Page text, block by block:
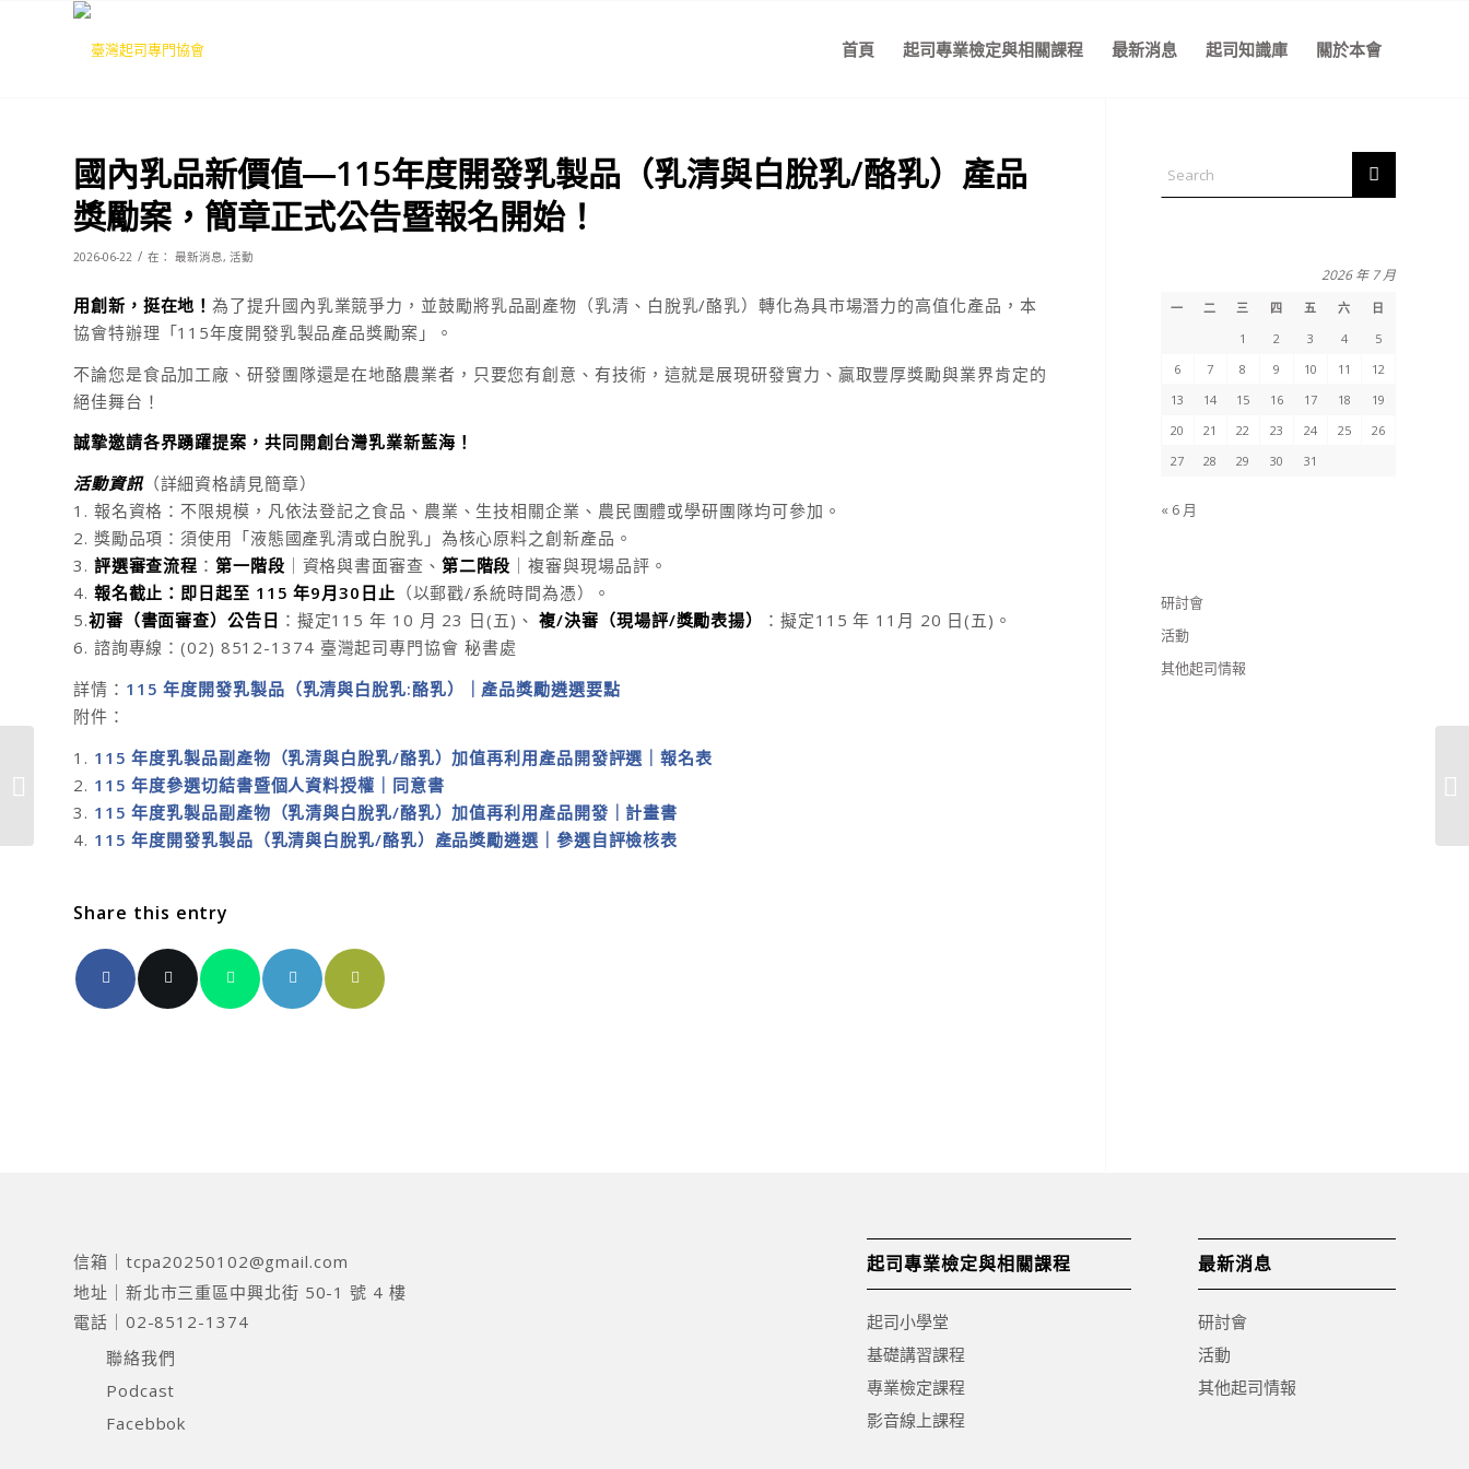
首頁 起司專業檢定與相關課程 最新消息 起司知識庫 關於本會
國內乳品新價值―115年度開發乳製品（乳清與白脫乳/酪乳）產品
獎勵案，簡章正式公告暨報名開始！
2026-06-22 / 在： 最新消息, 活動
用創新，挺在地！為了提升國內乳業競爭力，並鼓勵將乳品副產物（乳清、白脫乳/酪乳）轉化為具市場潛力的高值化產品，本
協會特辦理「115年度開發乳製品產品獎勵案」。
不論您是食品加工廠、研發團隊還是在地酪農業者，只要您有創意、有技術，這就是展現研發實力、贏取豐厚獎勵與業界肯定的
絕佳舞台！
誠摯邀請各界踴躍提案，共同開創台灣乳業新藍海！
活動資訊（詳細資格請見簡章）
1. 報名資格：不限規模，凡依法登記之食品、農業、生技相關企業、農民團體或學研團隊均可參加。
2. 獎勵品項：須使用「液態國產乳清或白脫乳」為核心原料之創新產品。
3. 評選審查流程 ：第一階段 ｜資格與書面審查、 第二階段 ｜複審與現場品評。
4. 報名截止：即日起至 115 年9月30日止 （以郵戳/系統時間為憑）。
5.初審（書面審查）公告日 ：擬定115 年 10 月 23 日(五)、複/決審（現場評/獎勵表揚）
：擬定115 年 11月 20 日(五)。
6. 諮詢專線：(02) 8512-1374 臺灣起司專門協會 秘書處
詳情： 115 年度開發乳製品（乳清與白脫乳:酪乳）｜產品獎勵遴選要點
附件：
1. 115 年度乳製品副產物（乳清與白脫乳/酪乳）加值再利用產品開發評選｜報名表
2. 115 年度參選切結書暨個人資料授權｜同意書
3. 115 年度乳製品副產物（乳清與白脫乳/酪乳）加值再利用產品開發｜計畫書
4. 115 年度開發乳製品（乳清與白脫乳/酪乳）產品獎勵遴選｜參選自評檢核表
Share this entry
2026 年 7 月
一 二 三 四 五 六
日
1
2 3 4
5
6
7 8 9 10 11
12
13
14 15 16 17 18
19
20
21 22 23 24 25
26
27
28 29 30 31
« 6 月
研討會
活動
其他起司情報
信箱｜ tcpa20250102@gmail.com
地址｜ 新北市三重區中興北街 50-1 號 4 樓
電話｜ 02-8512-1374
聯絡我們
Podcast
Facebbok
起司專業檢定與相關課程
起司小學堂
基礎講習課程
專業檢定課程
影音線上課程
最新消息
研討會
活動
其他起司情報
115年度臺灣起司人才培育「起司入門
學習營」，現正開放...